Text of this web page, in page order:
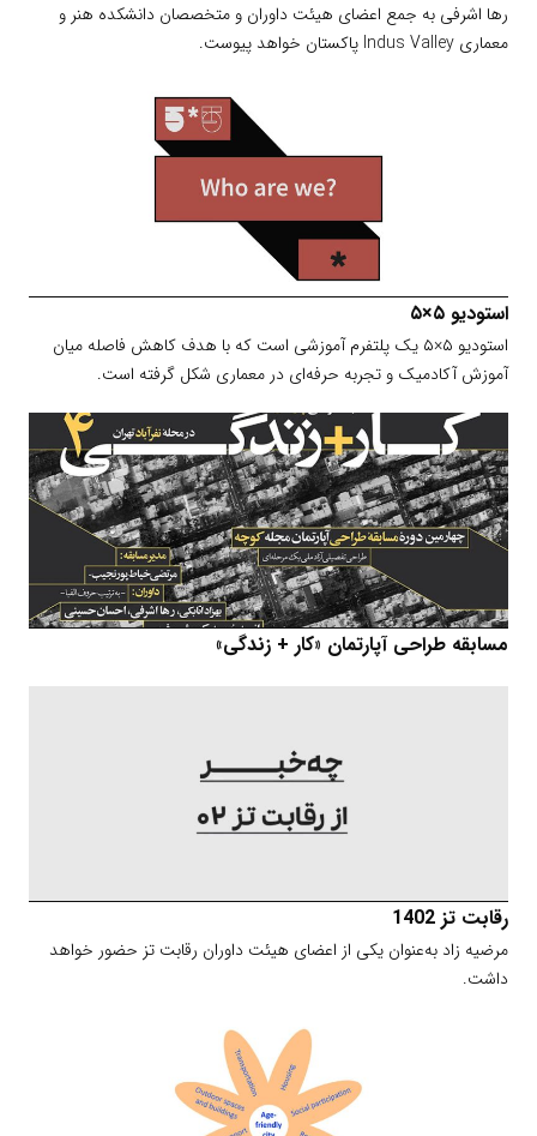
رها اشرفی به جمع اعضای هیئت داوران و متخصصان دانشکده هنر و
معماری Indus Valley پاکستان خواهد پیوست.
استودیو ۵×۵
استودیو ۵×۵ یک پلتفرم آموزشی است که با هدف کاهش فاصله میان
آموزش آکادمیک و تجربه حرفه‌ای در معماری شکل گرفته است.
مسابقه طراحی آپارتمان «کار + زندگی»
رقابت تز 1402
مرضیه زاد به‌عنوان یکی از اعضای هیئت داوران رقابت تز حضور خواهد
داشت.